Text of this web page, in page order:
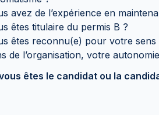
avez de l’expérience en
êtes titulaire du permis B ?
êtes reconnu(e) pour votre
de l’organisation, votre
êtes le candidat ou la